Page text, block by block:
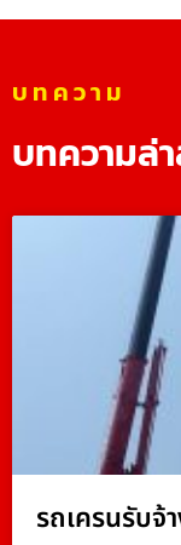
บทความ
บทความล่
รถเครนรับจ้